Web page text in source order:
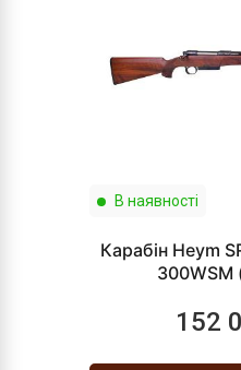
В наявності
Карабін Heym
152